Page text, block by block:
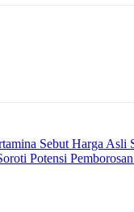
Sebut Harga Asli
Potensi